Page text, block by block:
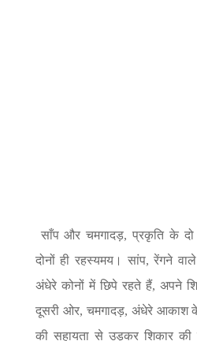
साँप और चमगादड़, प्रकृति के दो
दोनों ही रहस्यमय। सांप, रेंगने
अंधेरे कोनों में छिपे रहते हैं, अपने
दूसरी ओर, चमगादड़, अंधेरे आकाश
की सहायता से उड़कर शिकार